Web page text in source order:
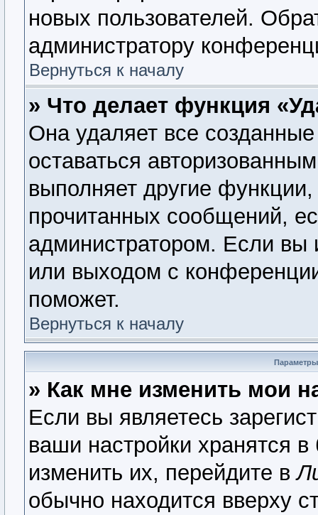
новых пользователей.
администратору
Вернуться к началу
» Что делает функция
Она удаляет все
оставаться
выполняет другие
прочитанных сообщений,
администратором. Если вы
или выходом с
поможет.
Вернуться к началу
Параметры
» Как мне изменить мои
Если вы являетесь
ваши настройки хранятся
изменить их, перейдите в
обычно находится вверху